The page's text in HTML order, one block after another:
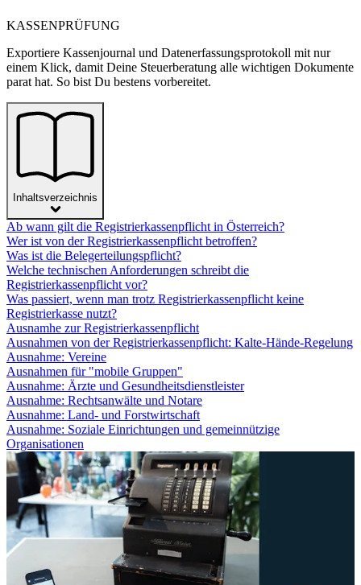
KASSENPRÜFUNG
Exportiere Kassenjournal und Datenerfassungsprotokoll mit nur
einem Klick, damit Deine Steuerberatung alle wichtigen Dokumente
parat hat. So bist Du bestens vorbereitet.
Inhaltsverzeichnis
Ab wann gilt die Registrierkassenpflicht in Österreich?
Wer ist von der Registrierkassenpflicht betroffen?
Was ist die Belegerteilungspflicht?
Welche technischen Anforderungen schreibt die
Registrierkassenpflicht vor?
Was passiert, wenn man trotz Registrierkassenpflicht keine
Registrierkasse nutzt?
Ausnamhe zur Registrierkassenpflicht
Ausnahmen von der Registrierkassenpflicht: Kalte-Hände-Regelung
Ausnahme: Vereine
Ausnahmen für "mobile Gruppen"
Ausnahme: Ärzte und Gesundheitsdienstleister
Ausnahme: Rechtsanwälte und Notare
Ausnahme: Land- und Forstwirtschaft
Ausnahme: Soziale Einrichtungen und gemeinnützige
Organisationen